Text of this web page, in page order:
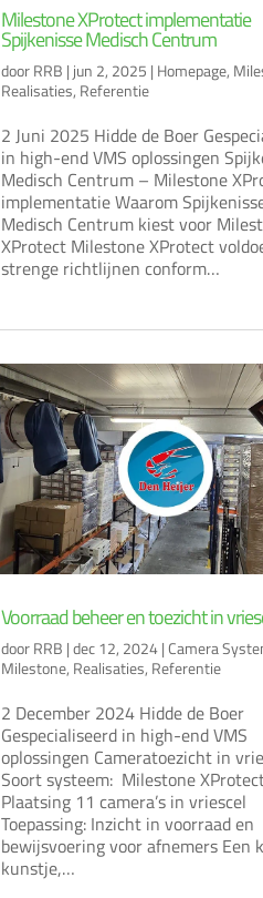
Milestone XProtect implementatie
Spijkenisse Medisch Centrum
doorRRB | jun 2, 2025 | Homepage,
Realisaties, Referentie
2 Juni 2025 Hidde de Boer
in high-end VMS oplossingen
Medisch Centrum – Milestone
implementatie Waarom
Medisch Centrum kiest voor
XProtect Milestone XProtect
strenge richtlijnen conform…
Voorraad beheer en toezicht in
doorRRB |dec 12, 2024|Camera
Milestone, Realisaties, Referentie
2 December 2024 Hidde de Boer
Gespecialiseerd in high-end VMS
oplossingen Cameratoezicht in
Soort systeem: Milestone
Plaatsing 11 camera’s in vriescel
Toepassing: Inzicht in voorraad en
bewijsvoering voor afnemers Een
kunstje,…